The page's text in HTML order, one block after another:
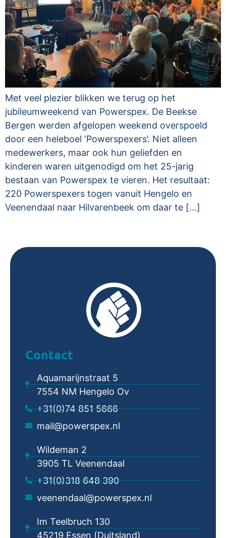
Met veel plezier blikken we terug op het
jubileumweekend van Powerspex. De Beekse
Bergen werden afgelopen weekend overspoeld
door een heleboel ‘Powerspexers’. Niet alleen
medewerkers, maar ook hun geliefden en
kinderen waren uitgenodigd om het 25-jarig
bestaan van Powerspex te vieren. Het resultaat:
220 Powerspexers togen vanuit Hengelo en
Veenendaal naar Hilvarenbeek om daar te […]
Contact
Aquamarijnstraat 5
7554 NM Hengelo Ov
+31(0)74 851 5666
mail@powerspex.nl
Wildeman 2
3905 TL Veenendaal
+31(0)318 648 390
veenendaal@powerspex.nl
Im Teelbruch 130
45219 Essen (Duitsland)